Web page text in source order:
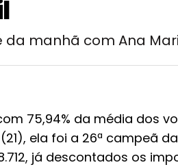
manhã com Ana
75,94% da média dos
ela foi a 26ª campeã
já descontados os